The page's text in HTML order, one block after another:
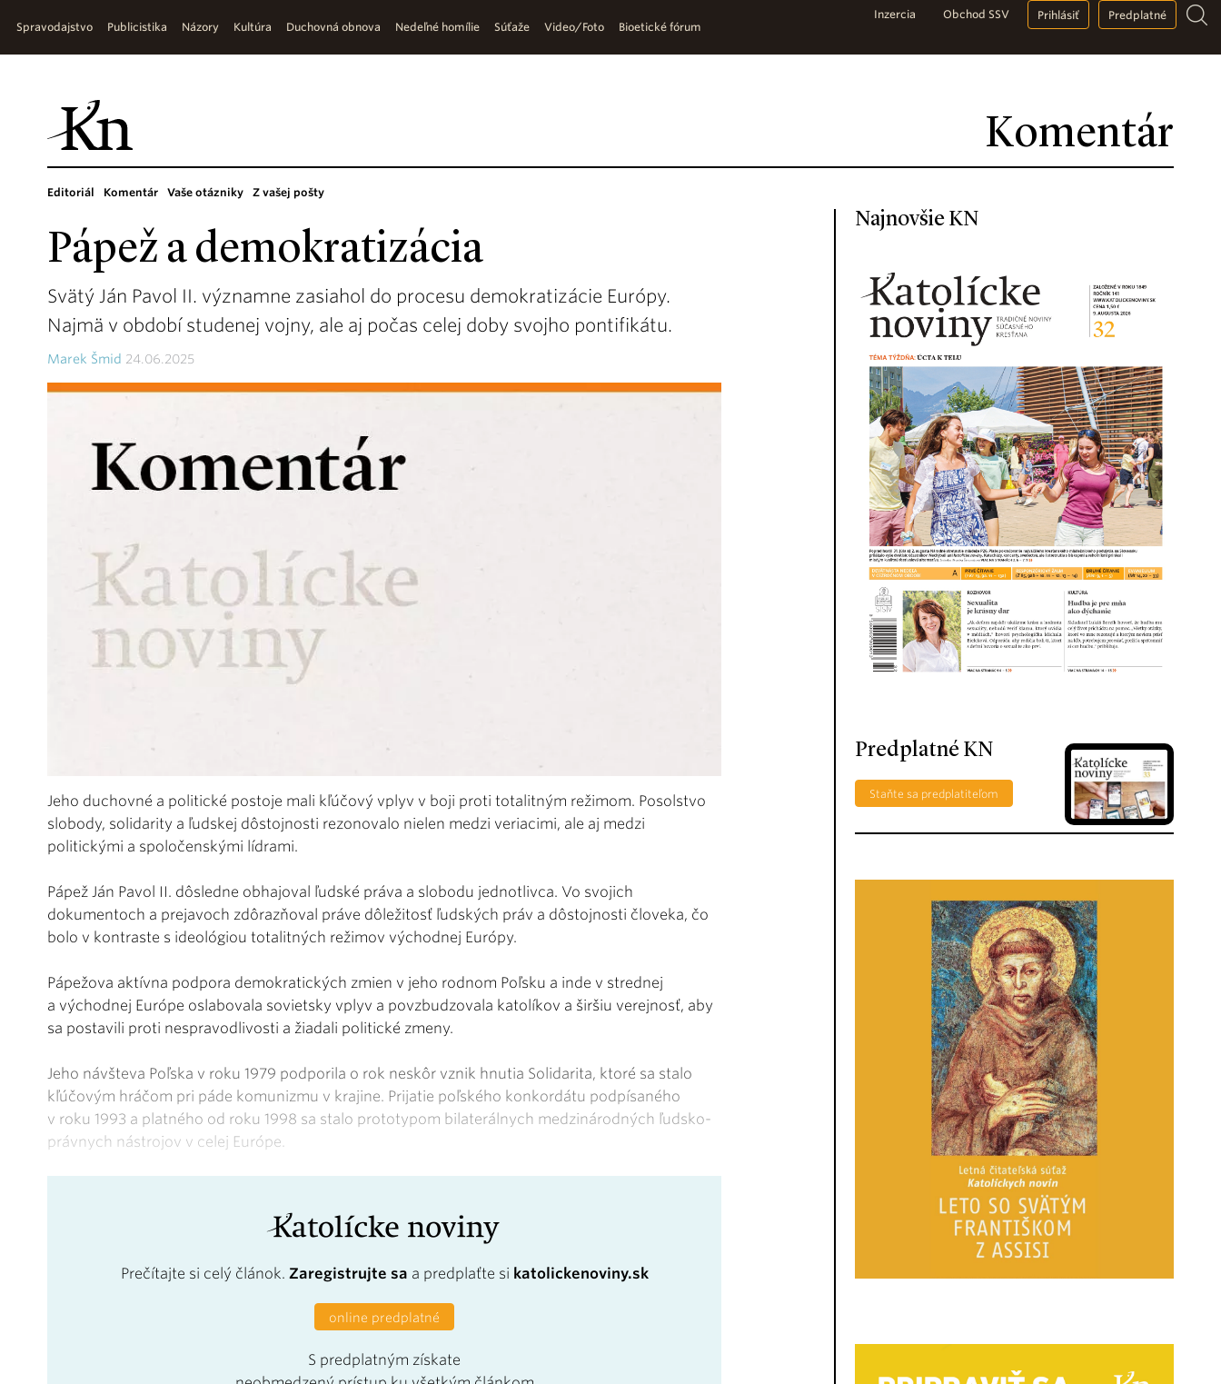
Komentár
Spravodajstvo Publicistika Názory Kultúra Duchovná obnova Nedeľné homílie Súťaže Video/Foto Bioetické fórum
Inzercia Obchod SSV Prihlásiť Predplatné
Editoriál Komentár Vaše otázniky Z vašej pošty
Pápež a demokratizácia
Svätý Ján Pavol II. významne zasiahol do procesu demokratizácie Európy.
Najmä v období studenej vojny, ale aj počas celej doby svojho pontifikátu.
Marek Šmid 24.06.2025
Jeho duchovné a politické postoje mali kľúčový vplyv v boji proti totalitným režimom. Posolstvo
slobody, solidarity a ľudskej dôstojnosti rezonovalo nielen medzi veriacimi, ale aj medzi
politickými a spoločenskými lídrami.
Pápež Ján Pavol II. dôsledne obhajoval ľudské práva a slobodu jednotlivca. Vo svojich
dokumentoch a prejavoch zdôrazňoval práve dôležitosť ľudských práv a dôstojnosti človeka, čo
bolo v kontraste s ideológiou totalitných režimov východnej Európy.
Pápežova aktívna podpora demokratických zmien v jeho rodnom Poľsku a inde v strednej
a východnej Európe oslabovala sovietsky vplyv a povzbudzovala katolíkov a širšiu verejnosť, aby
sa postavili proti nespravodlivosti a žiadali politické zmeny.
Jeho návšteva Poľska v roku 1979 podporila o rok neskôr vznik hnutia Solidarita, ktoré sa stalo
kľúčovým hráčom pri páde komunizmu v krajine. Prijatie poľského konkordátu podpísaného
v roku 1993 a platného od roku 1998 sa stalo prototypom bilaterálnych medzinárodných ľudsko-
právnych nástrojov v celej Európe.
Prečítajte si celý článok. Zaregistrujte sa a predplaťte si katolickenoviny.sk
online predplatné
S predplatným získate
Najnovšie KN
Predplatné KN
Staňte sa predplatiteľom